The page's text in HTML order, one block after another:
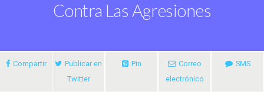
Contra Las Agresiones
Compartir
Publicar en
Twitter
Pin
Correo
electrónico
SMS